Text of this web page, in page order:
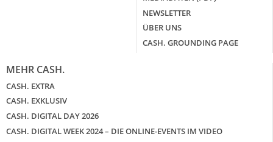
NEWSLETTER
ÜBER UNS
CASH. GROUNDING PAGE
MEHR CASH.
CASH. EXTRA
CASH. EXKLUSIV
CASH. DIGITAL DAY 2026
CASH. DIGITAL WEEK 2024 – DIE ONLINE-EVENTS IM VIDEO